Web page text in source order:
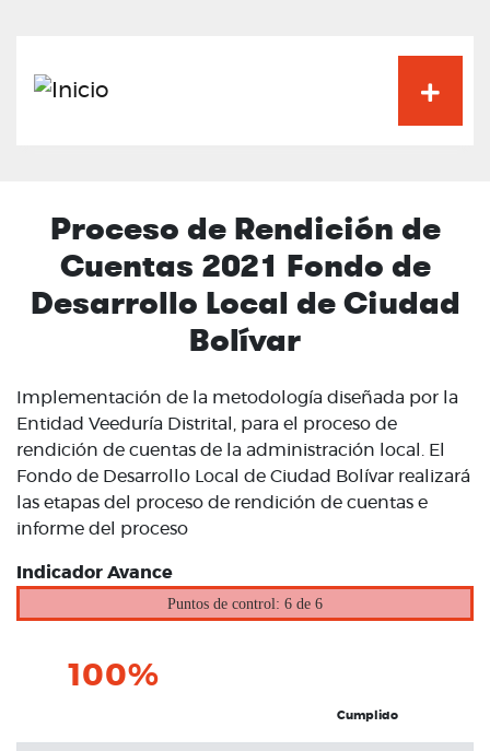
Proceso de Rendición de
Cuentas 2021 Fondo de
Desarrollo Local de Ciudad
Bolívar
Implementación de la metodología diseñada por la
Entidad Veeduría Distrital, para el proceso de
rendición de cuentas de la administración local. El
Fondo de Desarrollo Local de Ciudad Bolívar realizará
las etapas del proceso de rendición de cuentas e
informe del proceso
Indicador Avance
Puntos de control: 6 de 6
100%
Cumplido